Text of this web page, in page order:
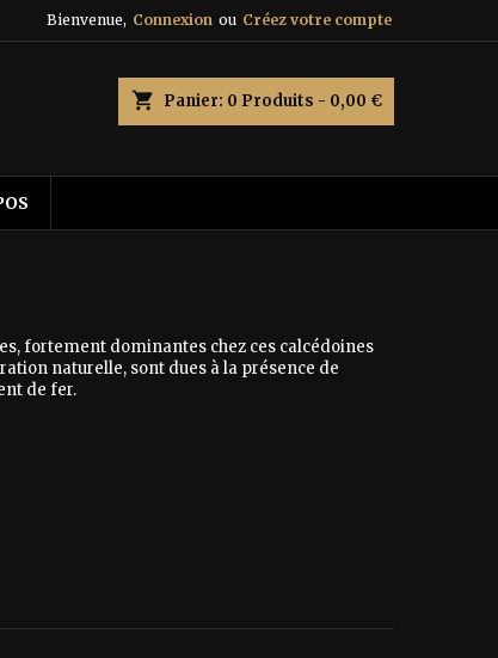
Bienvenue, Connexion ou Créez votre compte
shopping_cart Panier: 0 Produits - 0,00 €
fortement dominantes chez ces calcédoines
naturelle, sont dues à la présence de
de fer.